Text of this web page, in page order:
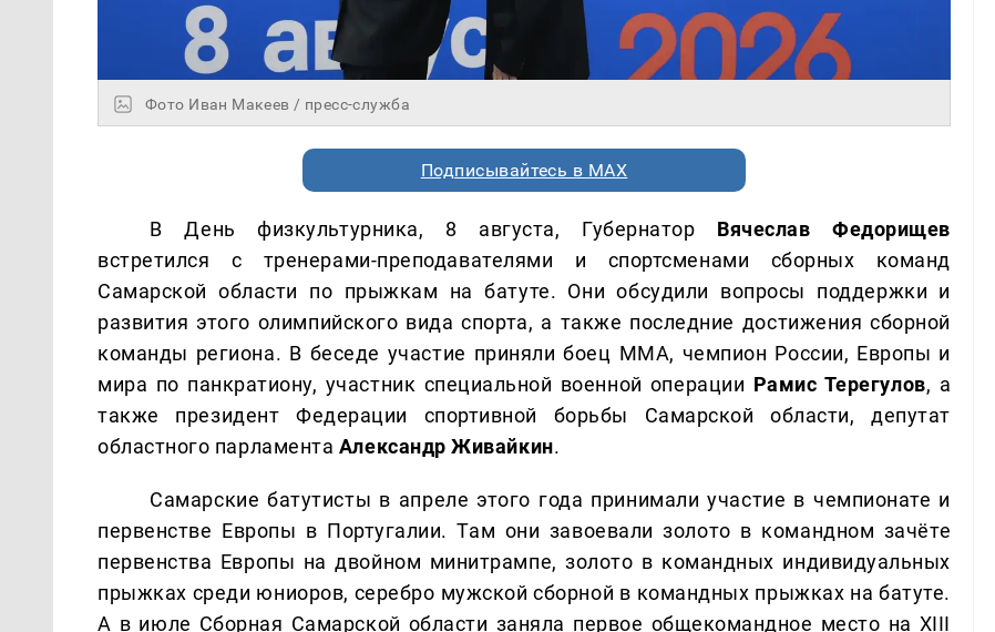
Фото Иван Макеев / пресс-служба
Подписывайтесь в MAX
В День физкультурника, 8 августа, Губернатор Вячеслав Федорищев
встретился с тренерами-преподавателями и спортсменами сборных команд
Самарской области по прыжкам на батуте. Они обсудили вопросы поддержки и
развития этого олимпийского вида спорта, а также последние достижения сборной
команды региона. В беседе участие приняли боец ММА, чемпион России, Европы и
мира по панкратиону, участник специальной военной операции Рамис Терегулов, а
также президент Федерации спортивной борьбы Самарской области, депутат
областного парламента Александр Живайкин.
Самарские батутисты в апреле этого года принимали участие в чемпионате и
первенстве Европы в Португалии. Там они завоевали золото в командном зачёте
первенства Европы на двойном минитрампе, золото в командных индивидуальных
прыжках среди юниоров, серебро мужской сборной в командных прыжках на батуте.
А в июле Сборная Самарской области заняла первое общекомандное место на XIII